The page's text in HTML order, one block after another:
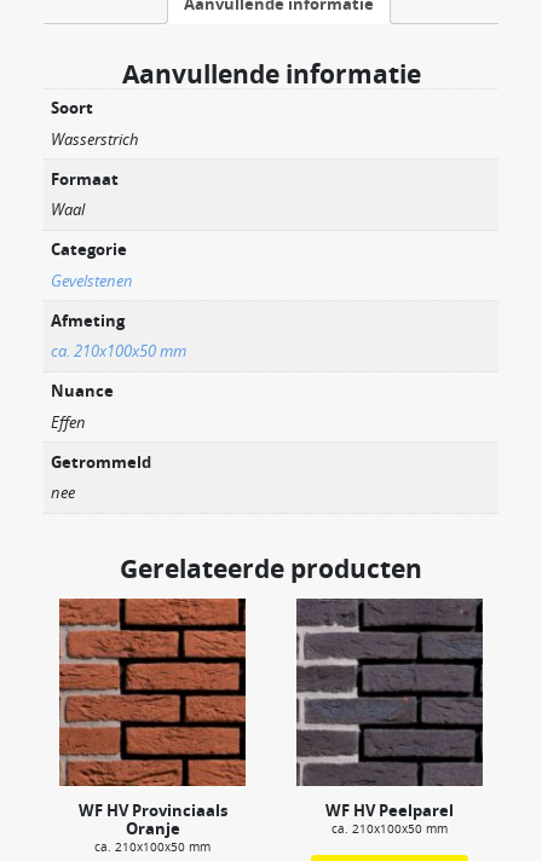
Aanvullende informatie
Soort
Wasserstrich
Formaat
Waal
Categorie
Gevelstenen
Afmeting
ca. 210x100x50 mm
Nuance
Effen
Getrommeld
nee
Gerelateerde producten
WF HV Provinciaals
Oranje
ca. 210x100x50 mm
WF HV Peelparel
ca. 210x100x50 mm